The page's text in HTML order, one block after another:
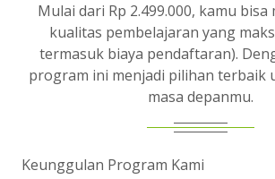
Mulai dari Rp 2.499.000, kamu
kualitas pembelajaran yang
termasuk biaya pendaftaran).
program ini menjadi pilihan terbaik
masa depanmu.
Keunggulan Program Kami